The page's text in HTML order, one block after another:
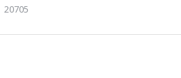
20705